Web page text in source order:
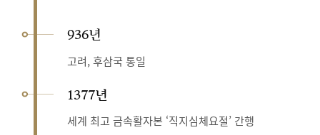
936년
고려, 후삼국 통일
1377년
세계 최고 금속활자본 ‘직지심체요절’ 간행